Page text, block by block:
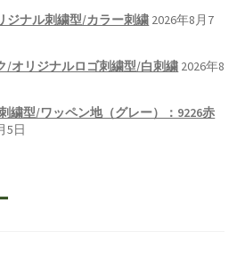
ジナル刺繍型/カラー刺繍 2026年8月7
/オリジナルロゴ刺繍型/白刺繍 2026年8
繍型/ワッペン地（グレー）：9226赤
5日